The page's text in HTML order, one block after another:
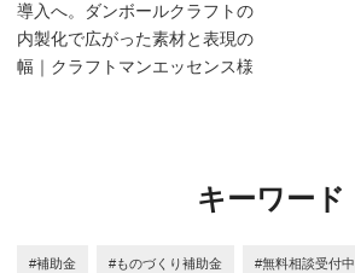
導入へ。ダンボールクラフトの
内製化で広がった素材と表現の
幅｜クラフトマンエッセンス様
キーワード
#補助金 #ものづくり補助金 #無料相談受付中